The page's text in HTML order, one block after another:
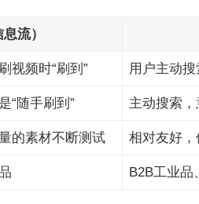
流）
视频时“刷到” 用户主动
“随手刷到” 主动搜索
的素材不断测试 相对友好
B2B工业品